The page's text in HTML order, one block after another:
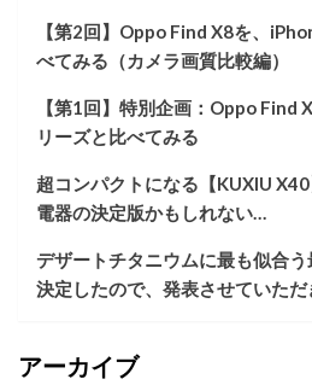
捕
捉
た。
【第2回】Oppo Find X8を、
べてみる（カメラ画質比較編）
【第1回】特別企画：Oppo Find
リーズと比べてみる
超コンパクトになる【KUXIU
電器の決定版かもしれない…
デザートチタニウムに最も似合
決定したので、発表させていただ
アーカイブ